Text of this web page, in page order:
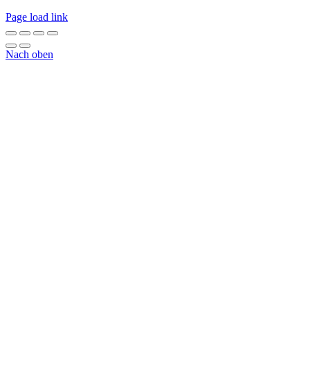
Page load link
Nach oben